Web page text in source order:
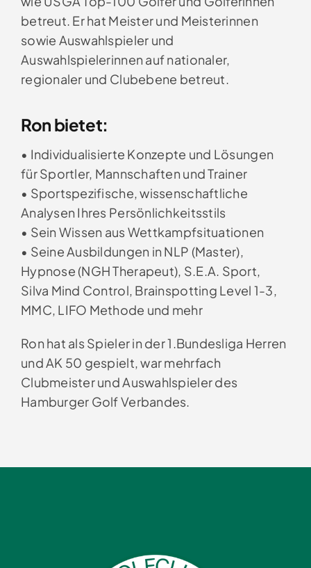
betreut. Er hat Meister und Meisterinnen
sowie Auswahlspieler und
Auswahlspielerinnen auf nationaler,
regionaler und Clubebene betreut.
Ron bietet:
• Individualisierte Konzepte und Lösungen
für Sportler, Mannschaften und Trainer
• Sportspezifische, wissenschaftliche
Analysen Ihres Persönlichkeitsstils
• Sein Wissen aus Wettkampfsituationen
• Seine Ausbildungen in NLP (Master),
Hypnose (NGH Therapeut), S.E.A. Sport,
Silva Mind Control, Brainspotting Level 1-3,
MMC, LIFO Methode und mehr
Ron hat als Spieler in der 1.Bundesliga Herren
und AK 50 gespielt, war mehrfach
Clubmeister und Auswahlspieler des
Hamburger Golf Verbandes.